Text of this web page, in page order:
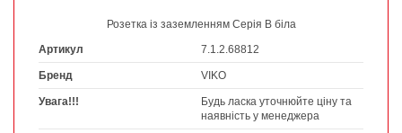
Розетка із заземленням Серія В біла
Артикул
7.1.2.68812
Бренд VIKO
Увага!!!
Будь ласка уточнюйте ціну та
наявність у менеджера